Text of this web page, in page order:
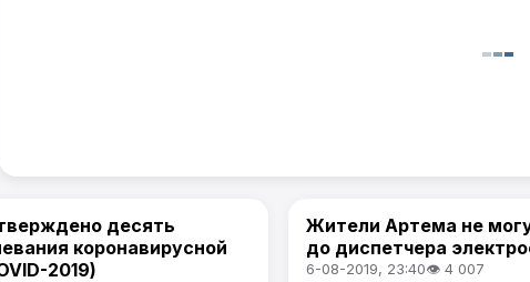
погодных явлениях. /
десять
коронавирусной
2019)
Проблемы города /
Жители Артема не
до диспетчера
6-08-2019, 23:40👁 4 007